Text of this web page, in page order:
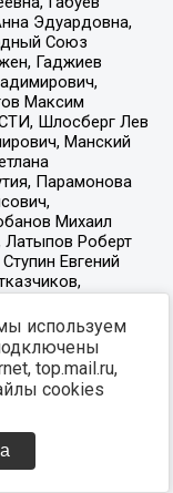
используем
top.mail.ru,
cookies